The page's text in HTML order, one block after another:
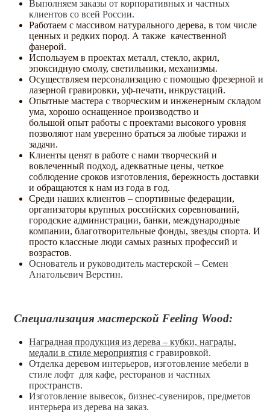
Выполняем заказы от корпоративных и частных
клиентов со всей России.
Работаем с массивом натурального дерева, в том числе
ценных и редких пород. А также качественной
фанерой.
Используем в проектах металл, стекло, акрил,
эпоксидную смолу, светильники, механизмы.
Осуществляем персонализацию с помощью фрезерной и
лазерной гравировки, уф-печати, инкрустаций.
Опытные мастера с творческим и инженерным складом
ума, хорошо оснащенное производство и
большой опыт работы с проектами высокого уровня
позволяют нам уверенно браться за любые тиражи и
задачи.
Клиенты ценят в работе с нами творческий и
вовлеченный подход, адекватные цены, четкое
соблюдение сроков изготовления, бережность доставки
и обращаются к нам из года в год.
Среди наших клиентов – спортивные федерации,
организаторы крупных российских соревнований,
городские администрации, банки, международные
компании, благотворительные фонды, звезды спорта. И
просто классные люди самых разных профессий и
возрастов.
Основатель и руководитель мастерской – Семен
Анатольевич Верстин.
Специализация мастерской Feeling Wood:
Наградная продукция из дерева – кубки, награды,
медали в стиле мероприятия с гравировкой.
Отделка деревом интерьеров, изготовление мебели в
стиле лофт для кафе, ресторанов и частных
пространств.
Изготовление вывесок, бизнес-сувениров, предметов
интерьера из дерева на заказ.